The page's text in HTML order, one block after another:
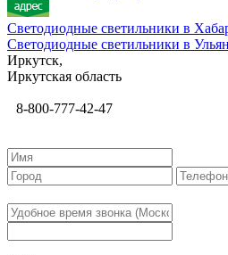
Светодиодные светильники в
Светодиодные светильники в
Иркутск,
Иркутская область
8-800-777-42-47